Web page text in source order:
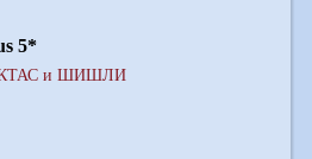
5*
и ШИШЛИ